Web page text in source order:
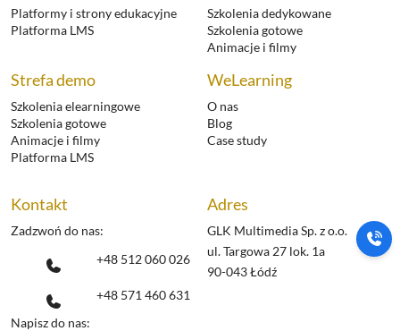
Platformy i strony edukacyjne
Platforma LMS
Szkolenia dedykowane
Szkolenia gotowe
Animacje i filmy
Strefa demo
Szkolenia elearningowe
Szkolenia gotowe
Animacje i filmy
Platforma LMS
WeLearning
O nas
Blog
Case study
Kontakt
Zadzwoń do nas:
+48 512 060 026
+48 571 460 631
Napisz do nas:
Adres
GLK Multimedia Sp. z o.o.
ul. Targowa 27 lok. 1a
90-043 Łódź